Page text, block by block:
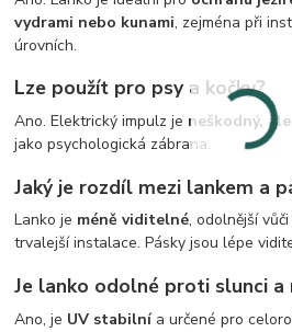
vydrami nebo kunami, zejména při
úrovních.
Lze použít pro psy a kočky?
Ano. Elektrický impulz je neškodný,
jako psychologická zábrana.
Jaký je rozdíl mezi lankem a
Lanko je méně viditelné, odolnější
trvalejší instalace. Pásky jsou lépe
Je lanko odolné proti slunci a
Ano, je UV stabilnía určené pro